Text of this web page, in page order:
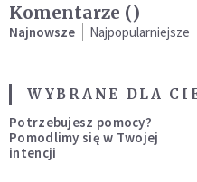
Komentarze ()
Najnowsze Najpopularniejsze
WYBRANE DLA
Potrzebujesz pomocy?
Pomodlimy się w Twojej
intencji